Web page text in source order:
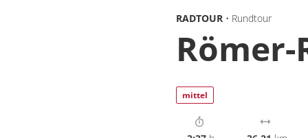
RADTOUR • Rundtour
Römer-
mittel